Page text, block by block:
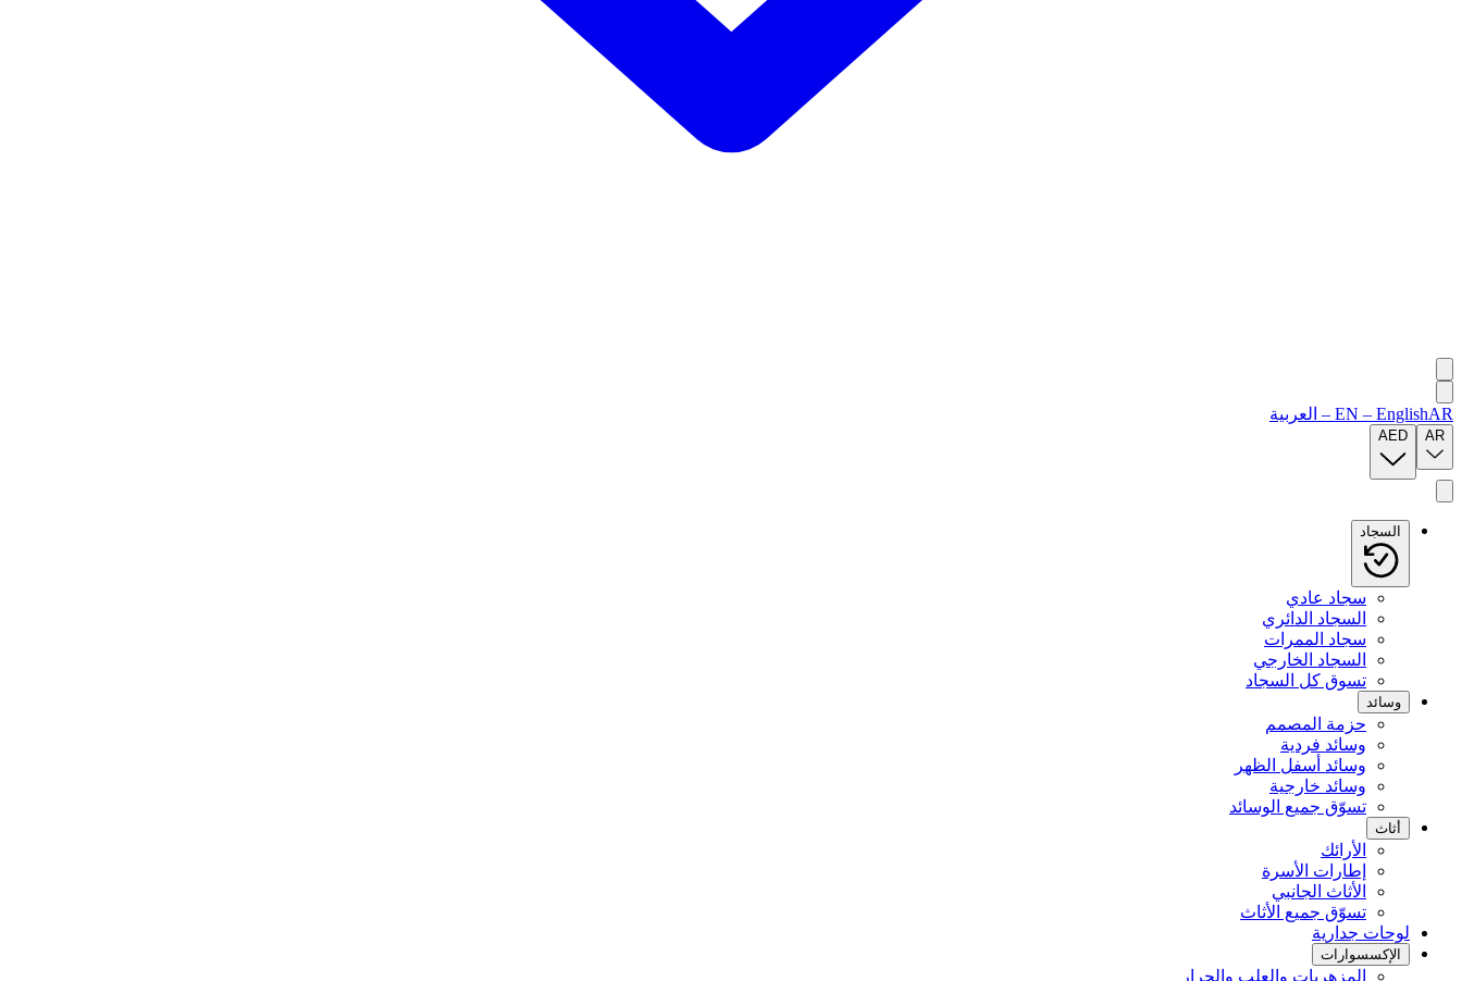
EN – EnglishAR
– العربية
AR
AED
السجاد
سجاد عادي
السجاد الدائري
سجاد الممرات
السجاد الخارجي
تسوق كل السجاد
وسائد
حزمة المصمم
وسائد فردية
وسائد أسفل الظهر
وسائد خارجية
تسوّق جميع الوسائد
أثاث
الأرائك
إطارات الأسرة
الأثاث الجانبي
تسوّق جميع الأثاث
لوحات جدارية
الإكسسوارات
المزهريات والعلب والجرار